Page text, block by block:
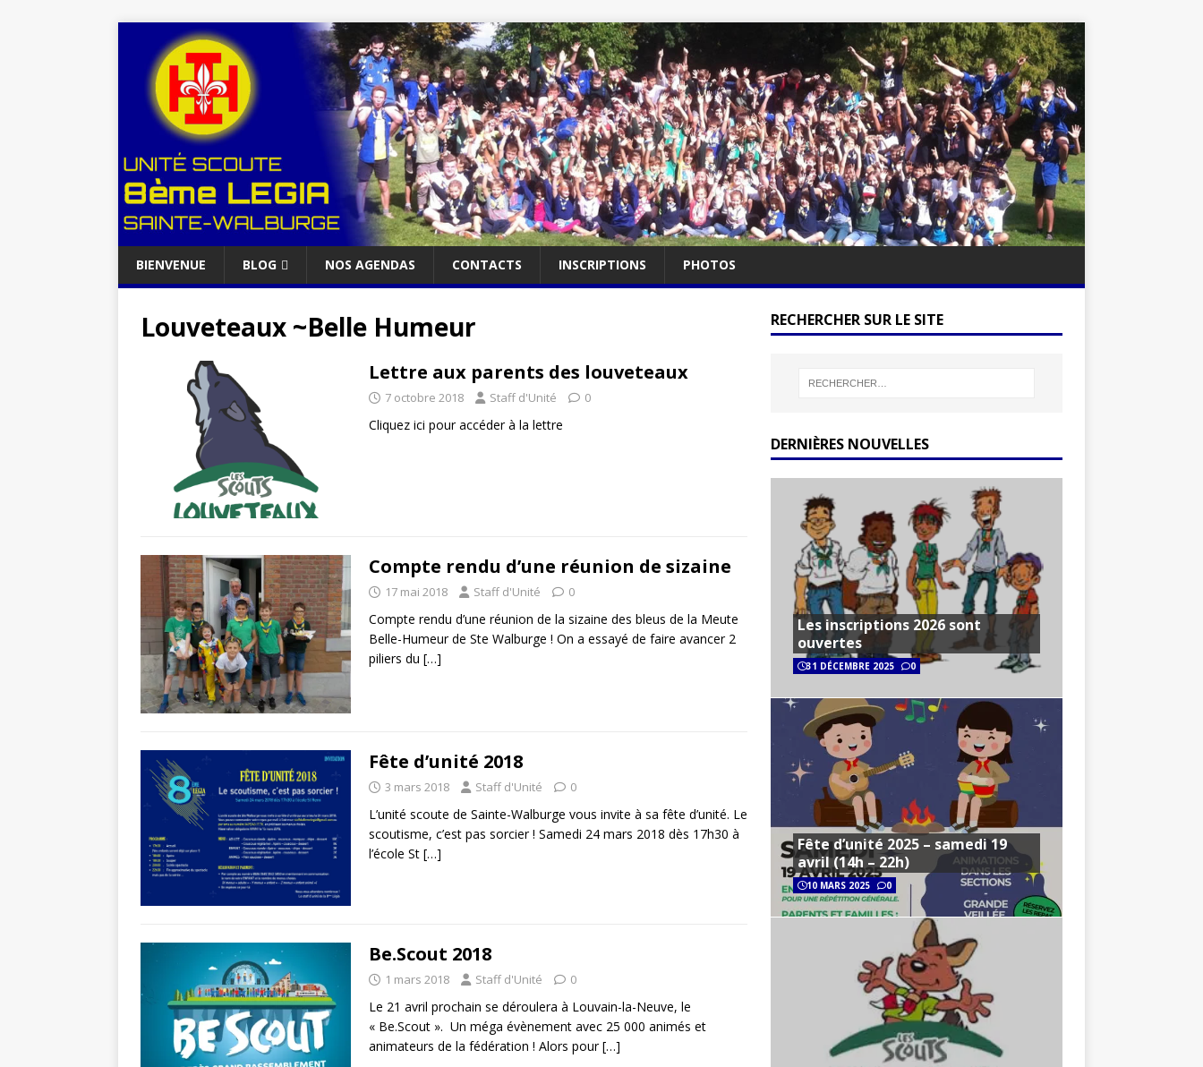
BIENVENUE BLOG NOS AGENDAS CONTACTS INSCRIPTIONS PHOTOS
Louveteaux ~Belle Humeur
Lettre aux parents des louveteaux
7 octobre 2018 Staff d'Unité 0
Cliquez ici pour accéder à la lettre
Compte rendu d’une réunion de sizaine
17 mai 2018 Staff d'Unité 0
Compte rendu d’une réunion de la sizaine des bleus de la Meute
Belle-Humeur de Ste Walburge ! On a essayé de faire avancer 2
piliers du […]
Fête d’unité 2018
3 mars 2018 Staff d'Unité 0
L’unité scoute de Sainte-Walburge vous invite à sa fête d’unité. Le
scoutisme, c’est pas sorcier ! Samedi 24 mars 2018 dès 17h30 à
l’école St […]
Be.Scout 2018
1 mars 2018 Staff d'Unité 0
Le 21 avril prochain se déroulera à Louvain-la-Neuve, le
« Be.Scout ». Un méga évènement avec 25 000 animés et
animateurs de la fédération ! Alors pour[…]
RECHERCHER SUR LE SITE
DERNIÈRES NOUVELLES
Les inscriptions 2026 sont
ouvertes
31 DÉCEMBRE 2025 0
Fête d’unité 2025 – samedi 19
avril (14h – 22h)
10 MARS 2025 0